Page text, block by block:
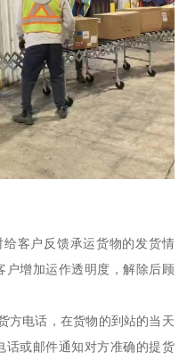
客户反馈承运货物的发货情
户增加运作透明度，解除后顾
方电话，在货物的到站的当天
话或邮件通知对方准确的提货